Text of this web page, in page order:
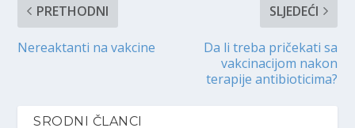
PRETHODNI
Nereaktanti na vakcine
SLJEDEĆI
Da li treba pričekati sa
vakcinacijom nakon
terapije antibioticima?
SRODNI ČLANCI